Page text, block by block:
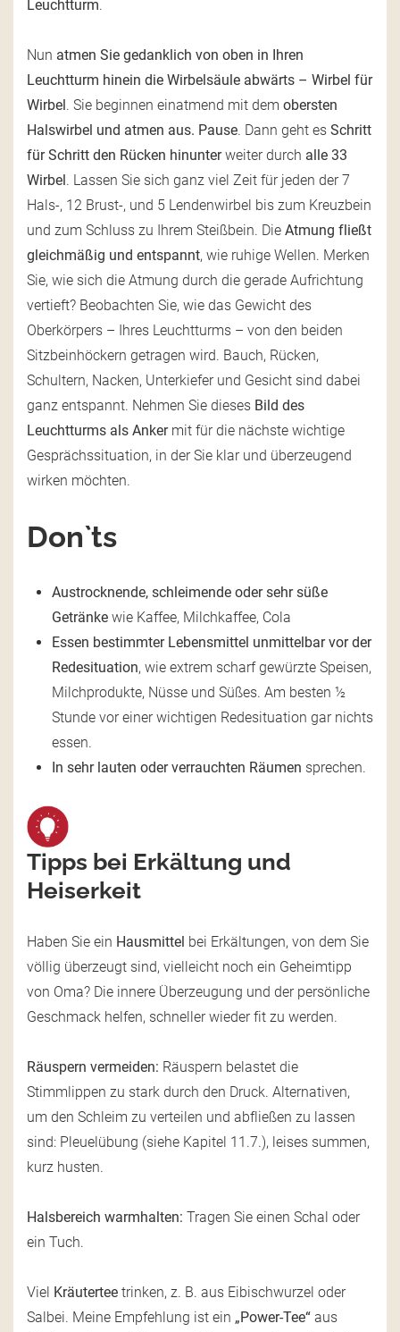
Leuchtturm.
Nun atmen Sie gedanklich von oben in Ihren
Leuchtturm hinein die Wirbelsäule abwärts – Wirbel für
Wirbel. Sie beginnen einatmend mit dem obersten
Halswirbel und atmen aus. Pause. Dann geht es Schritt
für Schritt den Rücken hinunterweiter durch alle 33
Wirbel. Lassen Sie sich ganz viel Zeit für jeden der 7
Hals-, 12 Brust-, und 5 Lendenwirbel bis zum Kreuzbein
und zum Schluss zu Ihrem Steißbein. Die Atmung fließt
gleichmäßig und entspannt, wie ruhige Wellen. Merken
Sie, wie sich die Atmung durch die gerade Aufrichtung
vertieft? Beobachten Sie, wie das Gewicht des
Oberkörpers – Ihres Leuchtturms – von den beiden
Sitzbeinhöckern getragen wird. Bauch, Rücken,
Schultern, Nacken, Unterkiefer und Gesicht sind dabei
ganz entspannt. Nehmen Sie dieses Bild des
Leuchtturms als Anker mit für die nächste wichtige
Gesprächssituation, in der Sie klar und überzeugend
wirken möchten.
Don`ts
Austrocknende, schleimende oder sehr süße
Getränke wie Kaffee, Milchkaffee, Cola
Essen bestimmter Lebensmittel unmittelbar vor der
Redesituation, wie extrem scharf gewürzte Speisen,
Milchprodukte, Nüsse und Süßes. Am besten ½
Stunde vor einer wichtigen Redesituation gar nichts
essen.
In sehr lauten oder verrauchten Räumen sprechen.
Tipps bei Erkältung und
Heiserkeit
Haben Sie ein Hausmittel bei Erkältungen, von dem Sie
völlig überzeugt sind, vielleicht noch ein Geheimtipp
von Oma? Die innere Überzeugung und der persönliche
Geschmack helfen, schneller wieder fit zu werden.
Räuspern vermeiden: Räuspern belastet die
Stimmlippen zu stark durch den Druck. Alternativen,
um den Schleim zu verteilen und abfließen zu lassen
sind: Pleuelübung (siehe Kapitel 11.7.), leises summen,
kurz husten.
Halsbereich warmhalten: Tragen Sie einen Schal oder
ein Tuch.
Viel Kräutertee trinken, z. B. aus Eibischwurzel oder
Salbei. Meine Empfehlung ist ein „Power-Tee“ aus